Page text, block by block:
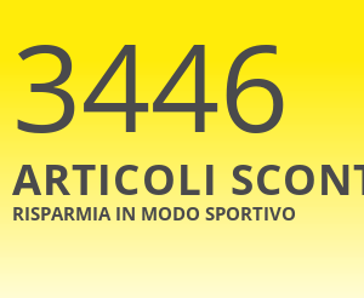
3446
ARTICOLI
RISPARMIA IN MODO SPORTIVO